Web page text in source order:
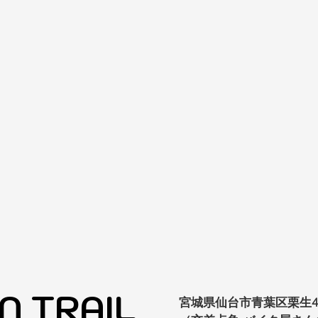
TRAIL
宮城県仙台市青葉区栗生